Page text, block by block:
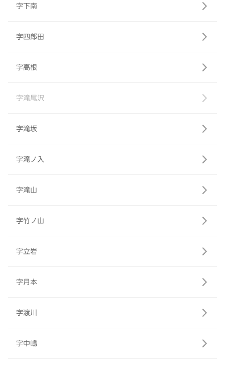
字下南
字四郎田
字高根
字滝尾沢
字滝坂
字滝ノ入
字滝山
字竹ノ山
字立岩
字月本
字渡川
字中嶋